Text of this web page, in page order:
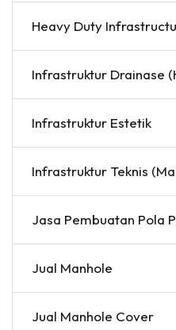
Heavy Duty
Infrastruktur Drainase
Infrastruktur Estetik
Infrastruktur Teknis
Jasa Pembuatan Pola
Jual Manhole
Jual Manhole Cover